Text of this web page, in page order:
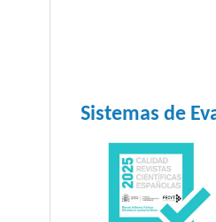
Sistemas de